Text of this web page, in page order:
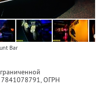
Bar
, ОГРН